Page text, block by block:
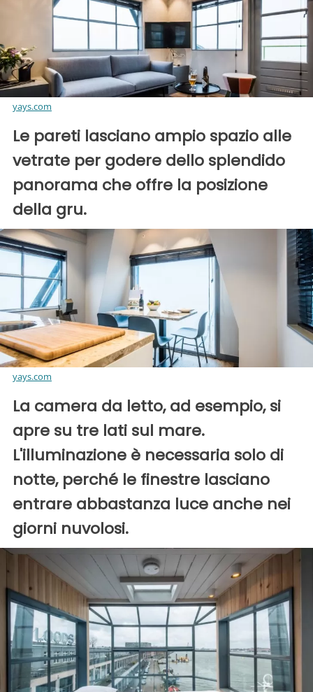
yays.com
Le pareti lasciano ampio spazio alle
vetrate per godere dello splendido
panorama che offre la posizione
della gru.
yays.com
La camera da letto, ad esempio, si
apre su tre lati sul mare.
L'illuminazione è necessaria solo di
notte, perché le finestre lasciano
entrare abbastanza luce anche nei
giorni nuvolosi.